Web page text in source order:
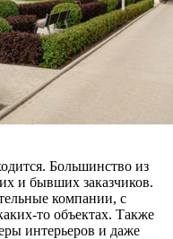
Большинство из
и бывших заказчиков.
компании, с
то объектах. Также
интерьеров и даже